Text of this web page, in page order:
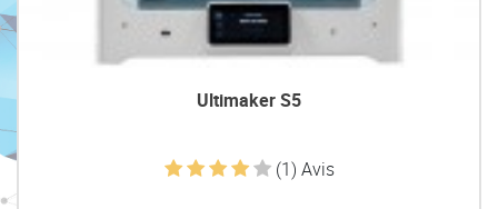
Ultimaker S5
(1) Avis